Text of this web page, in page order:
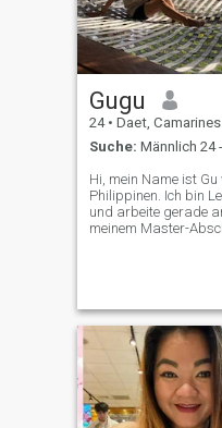
Gugu
24 • Daet, Camarines Norte,
Suche: Männlich 24
Hi, mein Name ist Gu
Philippinen. Ich bin
und arbeite gerade
meinem Master-
mich, dass Termine
Vorschläge sind Lol.
das für ein Scherz?.
macht Spaß, mit mir
zusammen zu sein
einen guten Sinn für
und ich bin
liebe auch warme